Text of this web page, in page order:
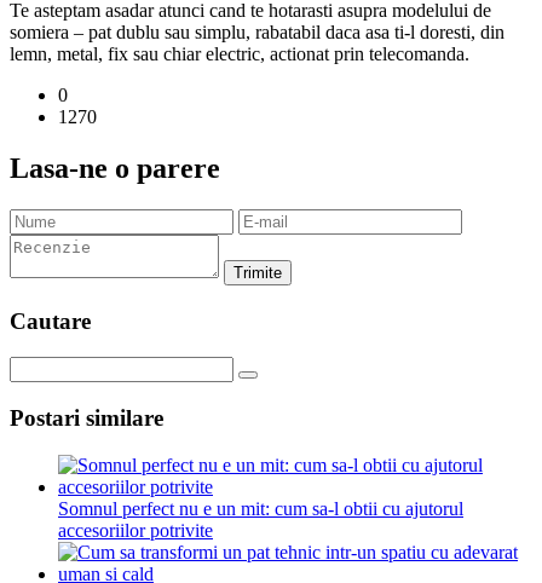
Te asteptam asadar atunci cand te hotarasti asupra modelului de
somiera – pat dublu sau simplu, rabatabil daca asa ti-l doresti, din
lemn, metal, fix sau chiar electric, actionat prin telecomanda.
0
1270
Lasa-ne o parere
Trimite
Cautare
Postari similare
Somnul perfect nu e un mit: cum sa-l obtii cu ajutorul
accesoriilor potrivite